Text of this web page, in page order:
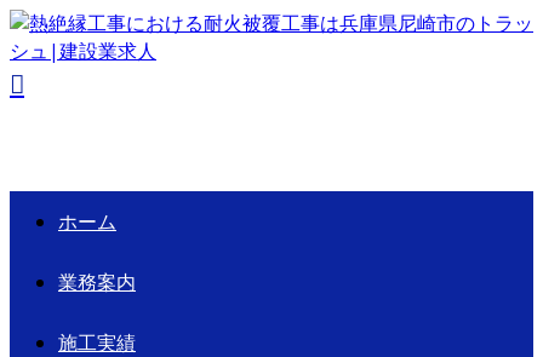
ホーム
業務案内
施工実績